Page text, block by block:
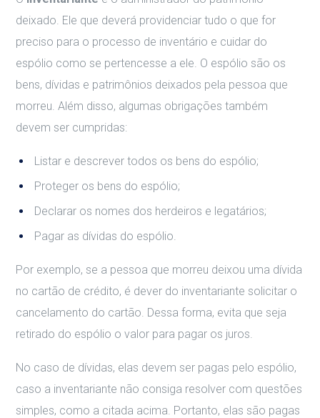
deixado. Ele que deverá providenciar tudo o que for
preciso para o processo de inventário e cuidar do
espólio como se pertencesse a ele. O espólio são os
bens, dívidas e patrimônios deixados pela pessoa que
morreu. Além disso, algumas obrigações também
devem ser cumpridas:
Listar e descrever todos os bens do espólio;
Proteger os bens do espólio;
Declarar os nomes dos herdeiros e legatários;
Pagar as dívidas do espólio.
Por exemplo, se a pessoa que morreu deixou uma dívida
no cartão de crédito, é dever do inventariante solicitar o
cancelamento do cartão. Dessa forma, evita que seja
retirado do espólio o valor para pagar os juros.
No caso de dívidas, elas devem ser pagas pelo espólio,
caso a inventariante não consiga resolver com questões
simples, como a citada acima. Portanto, elas são pagas